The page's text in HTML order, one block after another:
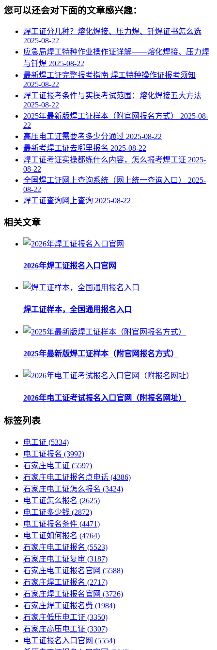
您可以还会对下面的文章感兴趣：
焊工证分几种？熔化焊接、压力焊、钎焊证书怎么选
2025-08-22
应急局焊工特种作业操作证详解——熔化焊接、压力焊
与钎焊 2025-08-22
最新焊工证完整报考指南 焊工特种操作证报考须知
2025-08-22
焊工证报考条件与实操考试范围：熔化焊接五大方法
2025-08-22
2025年最新版焊工证样本（附官网报名方式） 2025-08-
22
高压电工证需要考多少分通过 2025-08-22
最新考焊工证去哪里报名 2025-08-22
焊工证考证实操都练什么内容，怎么报考焊工证 2025-
08-22
全国焊工证网上查询系统（网上统一查询入口） 2025-
08-22
焊工证查询网上查询 2025-08-22
相关文章
2026年焊工证报名入口官网
焊工证样本，全国通用报名入口
2025年最新版焊工证样本（附官网报名方式）
2026年电工证考试报名入口官网（附报名网址）
标签列表
电工证 (5334)
电工证报名 (3992)
石家庄电工证 (5597)
石家庄电工证报名点电话 (4386)
石家庄电工证怎么报名 (3424)
电工证怎么报名 (2625)
电工证多少钱 (2872)
电工证报名条件 (4471)
电工证如何报名 (4764)
石家庄电工证报名 (5523)
石家庄电工证复审 (3187)
石家庄电工证报名官网 (5588)
石家庄焊工证报名 (2717)
石家庄焊工证报名官网 (3726)
石家庄焊工证报名费 (1984)
石家庄低压电工证 (3350)
石家庄高压电工证 (3307)
电工证报名入口官网 (5554)